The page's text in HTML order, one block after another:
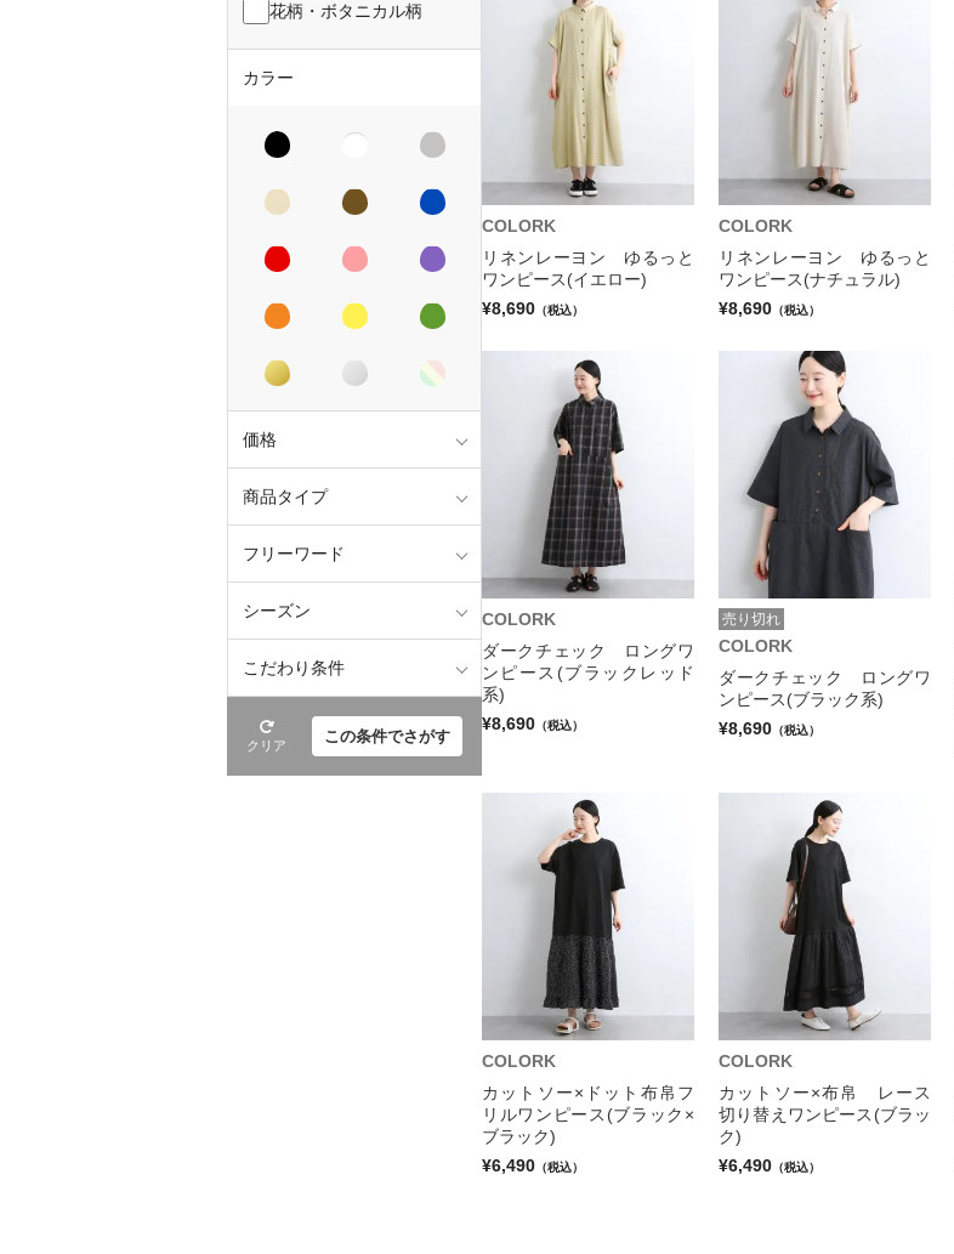
花柄・ボタニカル柄
カラー
価格
商品タイプ
フリーワード
シーズン
こだわり条件
クリア この条件でさがす
COLORK
リネンレーヨン ゆるっと
ワンピース(イエロー)
¥8,690 （税込）
COLORK
リネンレーヨン ゆるっと
ワンピース(ナチュラル)
¥8,690 （税込）
COLORK
ダークチェック ロングワ
ンピース(ブラックレッド
系)
¥8,690 （税込）
売り切れ
COLORK
ダークチェック ロングワ
ンピース(ブラック系)
¥8,690 （税込）
COLORK
カットソー×ドット布帛フ
リルワンピース(ブラック×
ブラック)
¥6,490 （税込）
COLORK
カットソー×布帛 レース
切り替えワンピース(ブラッ
ク)
¥6,490 （税込）